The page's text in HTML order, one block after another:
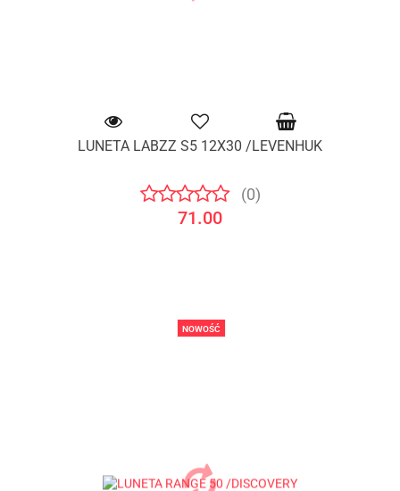
LUNETA LABZZ S5 12X30 /LEVENHUK
(0)
71.00
NOWOŚĆ